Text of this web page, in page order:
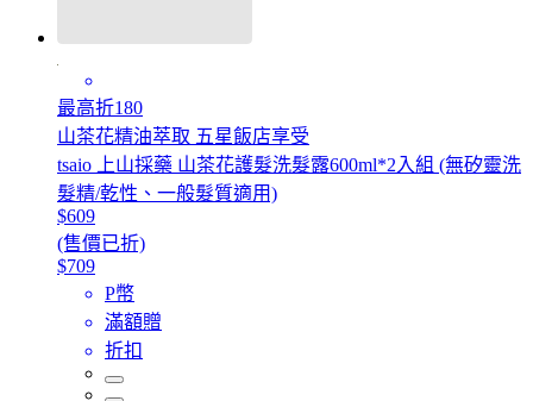
最高折180
山茶花精油萃取 五星飯店享受
tsaio 上山採藥 山茶花護髮洗髮露600ml*2入組 (無矽靈洗
髮精/乾性、一般髮質適用)
$609
(售價已折)
$709
P幣
滿額贈
折扣